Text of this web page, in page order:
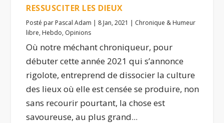
RESSUSCITER LES DIEUX
Posté par Pascal Adam | 8 Jan, 2021 | Chronique & Humeur
libre, Hebdo, Opinions
Où notre méchant chroniqueur, pour
débuter cette année 2021 qui s’annonce
rigolote, entreprend de dissocier la culture
des lieux où elle est censée se produire, non
sans recourir pourtant, la chose est
savoureuse, au plus grand...